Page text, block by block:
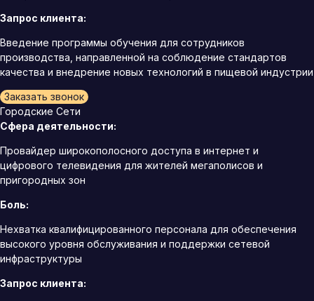
Запрос клиента:
Введение программы обучения для сотрудников
производства, направленной на соблюдение стандартов
качества и внедрение новых технологий в пищевой индустрии
Заказать звонок
Городские Сети
Сфера деятельности:
Провайдер широкополосного доступа в интернет и
цифрового телевидения для жителей мегаполисов и
пригородных зон
Боль:
Нехватка квалифицированного персонала для обеспечения
высокого уровня обслуживания и поддержки сетевой
инфраструктуры
Запрос клиента: